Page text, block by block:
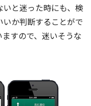
と迷った時にも、検
か判断することがで
すので、迷いそうな